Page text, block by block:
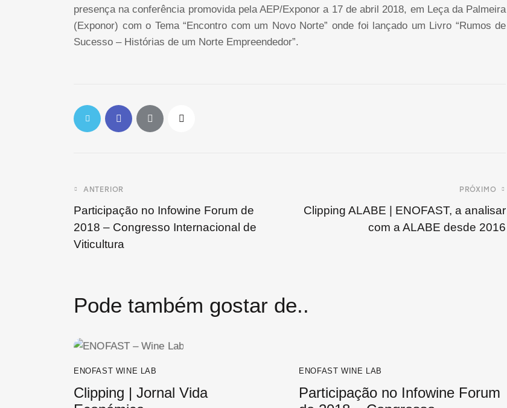
presença na conferência promovida pela AEP/Exponor a 17 de abril 2018, em Leça da Palmeira
(Exponor) com o Tema “Encontro com um Novo Norte” onde foi lançado um Livro “Rumos de
Sucesso – Histórias de um Norte Empreendedor”.
ANTERIOR
Participação no Infowine Forum de
2018 – Congresso Internacional de
Viticultura
PRÓXIMO
Clipping ALABE | ENOFAST, a analisar
com a ALABE desde 2016
Pode também gostar de..
ENOFAST WINE LAB
Clipping | Jornal Vida
ENOFAST WINE LAB
Participação no Infowine Forum